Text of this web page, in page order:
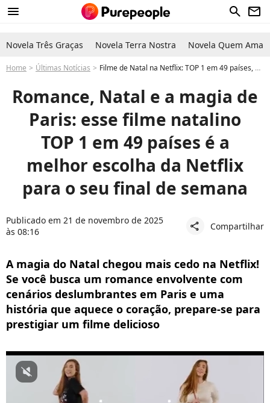
menu search newsletter
Novela Três Graças Novela Terra Nostra Novela Quem Ama
Home Últimas Notícias Filme de Natal na Netflix: TOP 1 em 49 países, esse romance ambientado em Paris é a melhor escolha para o seu final de semana
Romance, Natal e a magia de
Paris: esse filme natalino
TOP 1 em 49 países é a
melhor escolha da Netflix
para o seu final de semana
Publicado em 21 de novembro de 2025
às 08:16
share Compartilhar
A magia do Natal chegou mais cedo na Netflix!
Se você busca um romance envolvente com
cenários deslumbrantes em Paris e uma
história que aquece o coração, prepare-se para
prestigiar um filme delicioso